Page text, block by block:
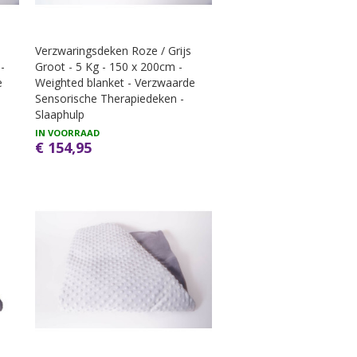
Verzwaringsdeken Roze / Grijs
Groot - 5 Kg - 150 x 200cm -
Weighted blanket - Verzwaarde
Sensorische Therapiedeken -
Slaaphulp
IN VOORRAAD
€ 154,95